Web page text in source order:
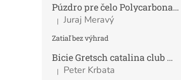
Púzdro pre čelo Polycarbonat FUN
Hodnotenie produktu je 5 z 5 hviezdičiek.
| Juraj Meravý
Zatiaľ bez výhrad
Bicie Gretsch catalina club micro kit saf
Hodnotenie produktu je 5 z 5 hviezdičiek.
| Peter Krbata